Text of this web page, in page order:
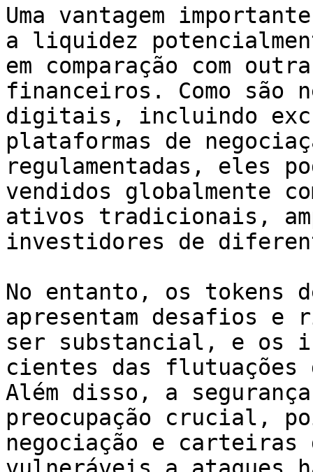
Uma vantagem
a liquidez
em comparação com
financeiros. Como são
digitais, incluindo
plataformas de
regulamentadas, eles
vendidos globalmente
ativos tradicionais,
investidores de
No entanto, os tokens
apresentam desafios
ser substancial, e os
cientes das flutuações
Além disso, a
preocupação crucial,
negociação e